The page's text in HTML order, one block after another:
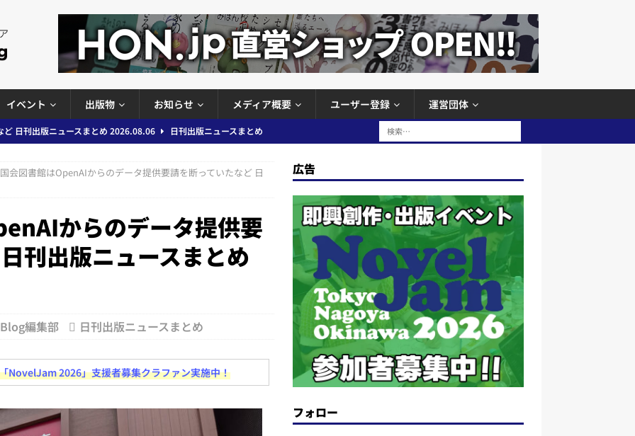
イベント 出版物 お知らせ メディア概要 ユーザー登録 運営団体
題等で小学館が再発防止案と人権委員会設置を公表など 日刊出版ニュ
ン」問題の第三者委員会調査報告書を公開など 日刊出版ニュースまと
向けポータルサイト提供開始」「EUが生成AIコンテンツの識別表示を義
め＆コラム #726（2026年7月26日～8月1日）
週刊出版ニュースま
日刊出版ニュースまとめ
会図書館はOpenAIからのデータ提供要請を断っていたなど 日
からのデータ提供要
刊出版ニュースまとめ
編集部 日刊出版ニュースまとめ
NovelJam 2026」支援者募集クラファン実施中！
広告
フォロー